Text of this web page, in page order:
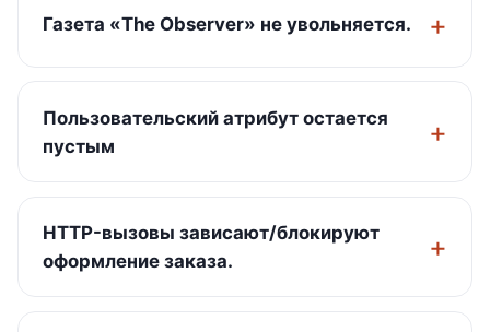
Газета «The Observer» не увольняется.
Пользовательский атрибут остается
пустым
HTTP-вызовы зависают/блокируют
оформление заказа.